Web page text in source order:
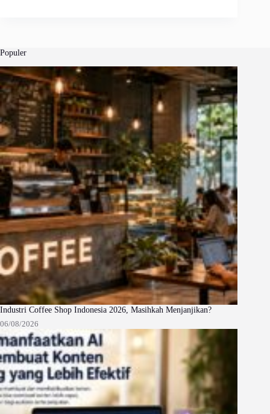
Populer
Industri Coffee Shop Indonesia 2026, Masihkah Menjanjikan?
06/08/2026